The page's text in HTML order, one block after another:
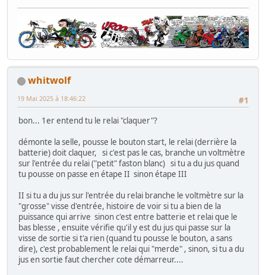
whitwolf
#1
19 Mai 2025 à 18:46:22
bon... 1er entend tu le relai "claquer"?
démonte la selle, pousse le bouton start, le relai (derrière la
batterie) doit claquer, si c'est pas le cas, branche un voltmètre
sur l'entrée du relai ("petit" faston blanc) si tu a du jus quand
tu pousse on passe en étape II sinon étape III
II si tu a du jus sur l'entrée du relai branche le voltmètre sur la
"grosse" visse d'entrée, histoire de voir si tu a bien de la
puissance qui arrive sinon c'est entre batterie et relai que le
bas blesse , ensuite vérifie qu'il y est du jus qui passe sur la
visse de sortie si t'a rien (quand tu pousse le bouton, a sans
dire), c'est probablement le relai qui "merde" , sinon, si tu a du
jus en sortie faut chercher cote démarreur....